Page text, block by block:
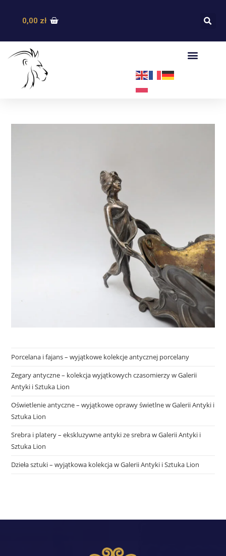
0,00 zł
Porcelana i fajans – wyjątkowe kolekcje antycznej porcelany
Zegary antyczne – kolekcja wyjątkowych czasomierzy w Galerii
Antyki i Sztuka Lion
Oświetlenie antyczne – wyjątkowe oprawy świetlne w Galerii Antyki i
Sztuka Lion
Srebra i platery – ekskluzywne antyki ze srebra w Galerii Antyki i
Sztuka Lion
Dzieła sztuki – wyjątkowa kolekcja w Galerii Antyki i Sztuka Lion